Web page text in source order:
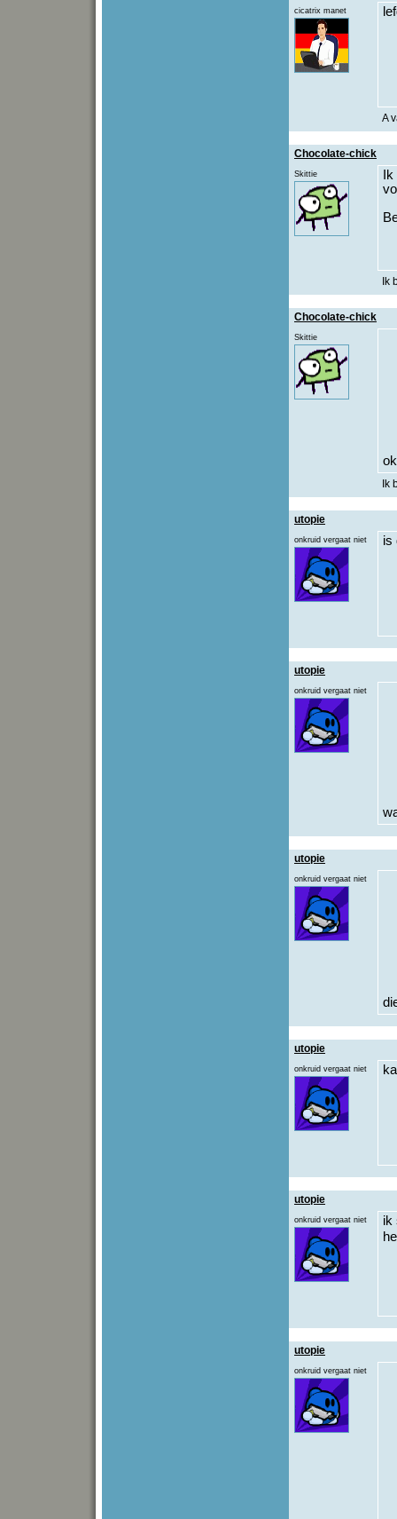
cicatrix manet
A
Chocolate-chick
Skittie
Ik
Chocolate-chick
Skittie
Ik
utopie
onkruid vergaat niet is
utopie
onkruid vergaat niet
utopie
onkruid vergaat niet
utopie
onkruid vergaat niet
utopie
onkruid vergaat niet
ik
utopie
onkruid vergaat niet